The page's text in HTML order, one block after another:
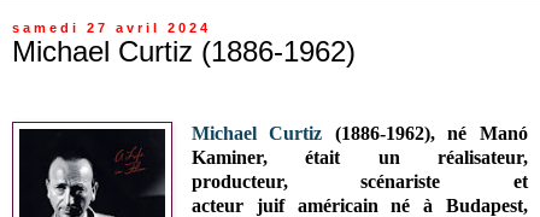
samedi 27 avril 2024
Michael Curtiz (1886-1962)
Michael Curtiz
(1886-1962), né Manó
Kaminer, était un réalisateur,
producteur, scénariste et
acteur juif américain né à Budapest,